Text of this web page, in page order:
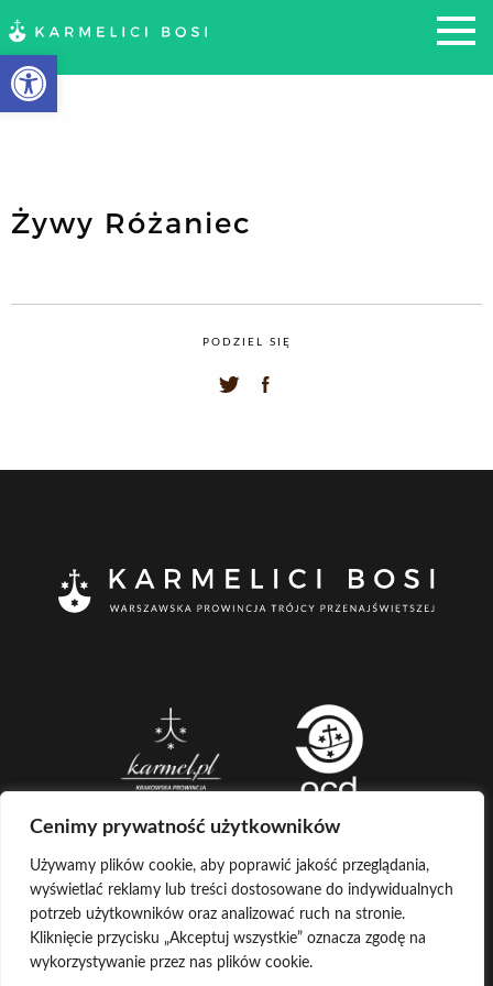
Otwórz pasek narzędzi
Cenimy prywatność użytkowników
Używamy plików cookie, aby poprawić jakość przeglądania,
wyświetlać reklamy lub treści dostosowane do indywidualnych
potrzeb użytkowników oraz analizować ruch na stronie.
Kliknięcie przycisku „Akceptuj wszystkie” oznacza zgodę na
wykorzystywanie przez nas plików cookie.
Żywy Różaniec
PODZIEL SIĘ
CREATED BY
COPYRIGHT © KARMELICI BOSI LOG IN